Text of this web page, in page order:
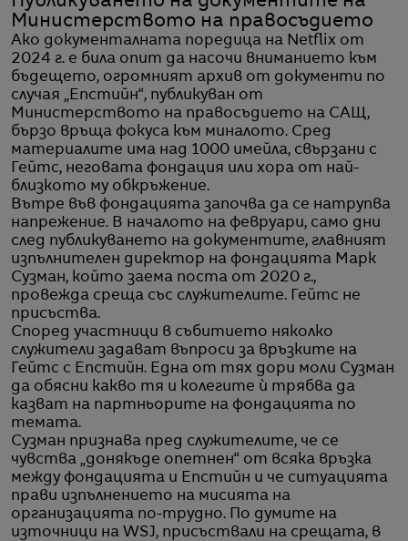
Министерството на правосъдието
Ако документалната поредица на Netflix от
2024 г. е била опит да насочи вниманието към
бъдещето, огромният архив от документи по
случая „Епстийн“, публикуван от
Министерството на правосъдието на САЩ,
бързо връща фокуса към миналото. Сред
материалите има над 1000 имейла, свързани с
Гейтс, неговата фондация или хора от най-
близкото му обкръжение.
Вътре във фондацията започва да се натрупва
напрежение. В началото на февруари, само дни
след публикуването на документите, главният
изпълнителен директор на фондацията Марк
Сузман, който заема поста от 2020 г.,
провежда среща със служителите. Гейтс не
присъства.
Според участници в събитието няколко
служители задават въпроси за връзките на
Гейтс с Епстийн. Една от тях дори моли Сузман
да обясни какво тя и колегите ѝ трябва да
казват на партньорите на фондацията по
темата.
Сузман признава пред служителите, че се
чувства „донякъде опетнен“ от всяка връзка
между фондацията и Епстийн и че ситуацията
прави изпълнението на мисията на
организацията по-трудно. По думите на
източници на WSJ, присъствали на срещата, в